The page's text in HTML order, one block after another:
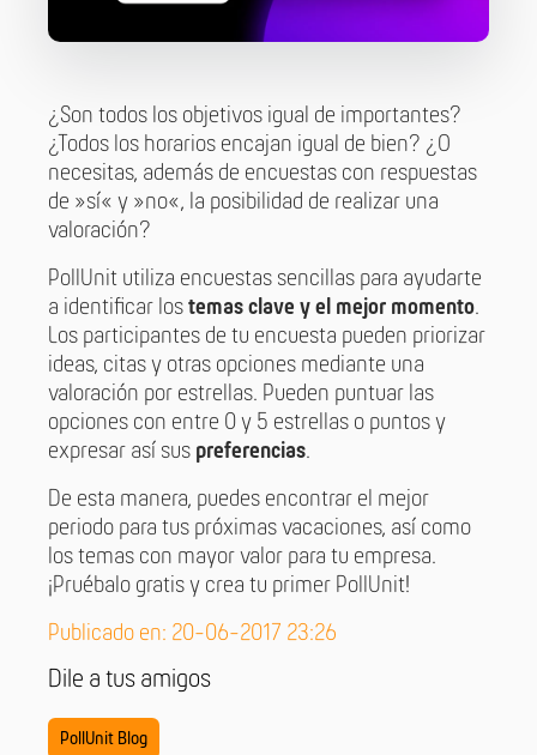
¿Son todos los objetivos igual de importantes?
¿Todos los horarios encajan igual de bien? ¿O
necesitas, además de encuestas con respuestas
de »sí« y »no«, la posibilidad de realizar una
valoración?
PollUnit utiliza encuestas sencillas para ayudarte
a identificar los temas clave y el mejor momento.
Los participantes de tu encuesta pueden priorizar
ideas, citas y otras opciones mediante una
valoración por estrellas. Pueden puntuar las
opciones con entre 0 y 5 estrellas o puntos y
expresar así sus preferencias.
De esta manera, puedes encontrar el mejor
periodo para tus próximas vacaciones, así como
los temas con mayor valor para tu empresa.
¡Pruébalo gratis y crea tu primer PollUnit!
Publicado en: 20-06-2017 23:26
Dile a tus amigos
PollUnit Blog